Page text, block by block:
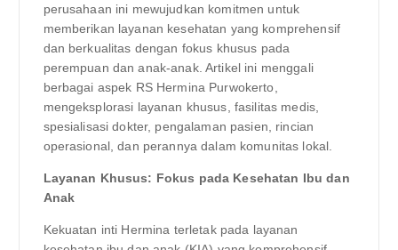
perusahaan ini mewujudkan komitmen untuk
memberikan layanan kesehatan yang komprehensif
dan berkualitas dengan fokus khusus pada
perempuan dan anak-anak. Artikel ini menggali
berbagai aspek RS Hermina Purwokerto,
mengeksplorasi layanan khusus, fasilitas medis,
spesialisasi dokter, pengalaman pasien, rincian
operasional, dan perannya dalam komunitas lokal.
Layanan Khusus: Fokus pada Kesehatan Ibu dan
Anak
Kekuatan inti Hermina terletak pada layanan